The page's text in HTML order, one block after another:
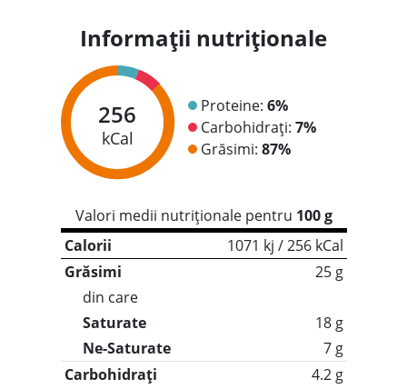
Informații nutriționale
256
kCal
Proteine: 6%
Carbohidrați: 7%
Grăsimi: 87%
Valori medii nutriționale pentru 100 g
Calorii
1071 kj / 256 kCal
Grăsimi
25 g
din care
Saturate
18 g
Ne-Saturate
7 g
Carbohidrați
4.2 g